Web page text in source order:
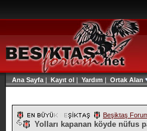
Ana Sayfa | Kayıt ol | Yardım | Ortak Alan
Beşiktaş
Yolları kapanan köyde nüfus